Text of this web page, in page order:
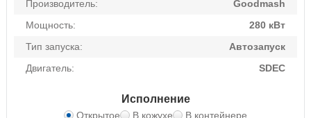
Производитель:
Goodmash
Мощность:
280 кВт
Тип запуска:
Автозапуск
Двигатель:
SDEC
Исполнение
Открытое В кожухе В контейнере